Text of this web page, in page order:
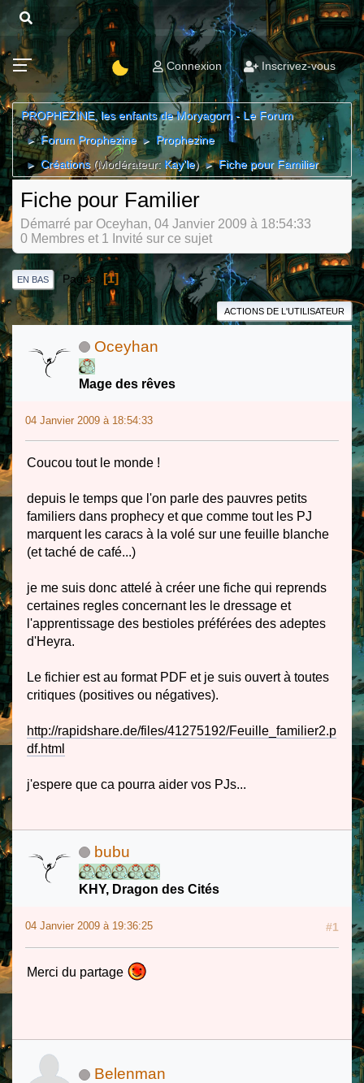
Connexion Inscrivez-vous
PROPHEZINE, les enfants de Moryagorn - Le Forum
► Forum Prophezine ► Prophezine
► Créations (Modérateur: Kay'le) ► Fiche pour Familier
Fiche pour Familier
Démarré par Oceyhan, 04 Janvier 2009 à 18:54:33
0 Membres et 1 Invité sur ce sujet
EN BAS Pages 1
ACTIONS DE L'UTILISATEUR
Oceyhan
Mage des rêves
04 Janvier 2009 à 18:54:33
Coucou tout le monde !
depuis le temps que l'on parle des pauvres petits
familiers dans prophecy et que comme tout les PJ
marquent les caracs à la volé sur une feuille blanche
(et taché de café...)
je me suis donc attelé à créer une fiche qui reprends
certaines regles concernant les le dressage et
l'apprentissage des bestioles préférées des adeptes
d'Heyra.
Le fichier est au format PDF et je suis ouvert à toutes
critiques (positives ou négatives).
http://rapidshare.de/files/41275192/Feuille_familier2.p
df.html
j'espere que ca pourra aider vos PJs...
bubu
KHY, Dragon des Cités
04 Janvier 2009 à 19:36:25 #1
Merci du partage
Belenman